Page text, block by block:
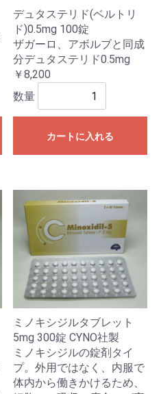
デュタステリド(ベルトリ
ド)0.5mg 100錠
ザガーロ、アボルブと同成
分デュタステリド0.5mg
￥8,200
数量
カートに入れる
ミノキシジルタブレット
5mg 300錠 CYNO社製
ミノキシジルの錠剤タイ
プ。外用ではなく、内服で
体内から働きかけるため、